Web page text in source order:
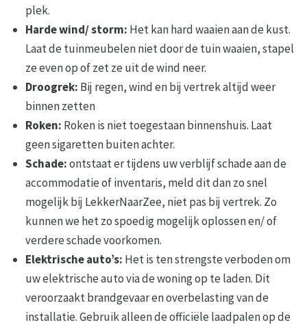
plek.
Harde wind/ storm: Het kan hard waaien aan de kust.
Laat de tuinmeubelen niet door de tuin waaien, stapel
ze even op of zet ze uit de wind neer.
Droogrek: Bij regen, wind en bij vertrek altijd weer
binnen zetten
Roken: Roken is niet toegestaan binnenshuis. Laat
geen sigaretten buiten achter.
Schade:ontstaat er tijdens uw verblijf schade aan de
accommodatie of inventaris, meld dit dan zo snel
mogelijk bij LekkerNaarZee, niet pas bij vertrek. Zo
kunnen we het zo spoedig mogelijk oplossen en/ of
verdere schade voorkomen.
Elektrische auto’s: Het is ten strengste verboden om
uw elektrische auto via de woning op te laden. Dit
veroorzaakt brandgevaar en overbelasting van de
installatie. Gebruik alleen de officiële laadpalen op de